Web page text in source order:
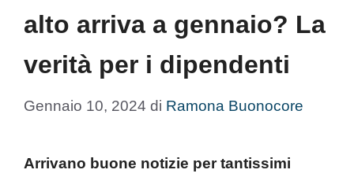
alto arriva a gennaio? La
verità per i dipendenti
Gennaio 10, 2024 di Ramona Buonocore
Arrivano buone notizie per tantissimi